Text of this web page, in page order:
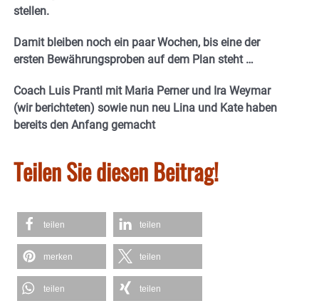
stellen.
Damit bleiben noch ein paar Wochen, bis eine der
ersten Bewährungsproben auf dem Plan steht …
Coach Luis Prantl mit Maria Perner und Ira Weymar
(wir berichteten) sowie nun neu Lina und Kate haben
bereits den Anfang gemacht
Teilen Sie diesen Beitrag!
teilen teilen
merken teilen
teilen teilen